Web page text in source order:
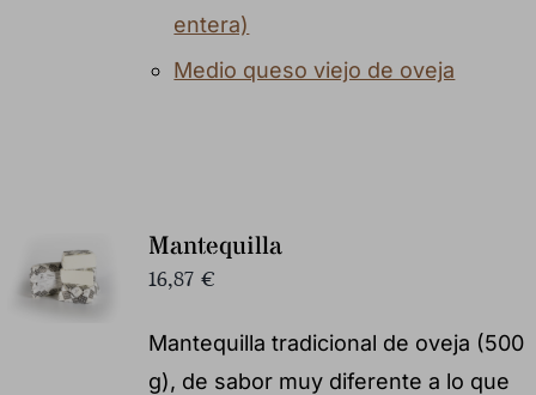
entera)
Medio queso viejo de oveja
Mantequilla
16,87 €
Mantequilla tradicional de oveja (500
g), de sabor muy diferente a lo que